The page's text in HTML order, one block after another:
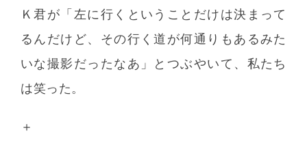
Ｋ君が「左に行くということだけは決まって
るんだけど、その行く道が何通りもあるみた
いな撮影だったなあ」とつぶやいて、私たち
は笑った。
＋